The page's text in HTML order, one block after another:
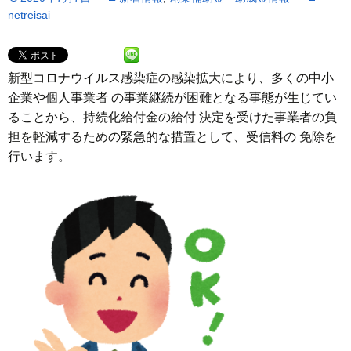
netreisai
新型コロナウイルス感染症の感染拡大により、多くの中小
企業や個人事業者 の事業継続が困難となる事態が生じてい
ることから、持続化給付金の給付 決定を受けた事業者の負
担を軽減するための緊急的な措置として、受信料の 免除を
行います。